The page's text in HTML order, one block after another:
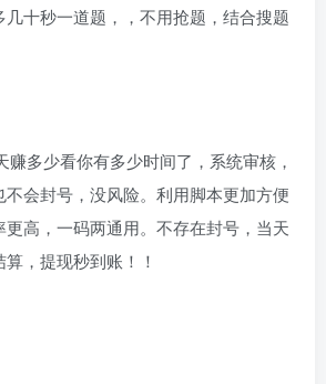
十秒一道题，，不用抢题，结合搜题
赚多少看你有多少时间了，系统审核，
会封号，没风险。利用脚本更加方便
高，一码两通用。不存在封号，当天
，提现秒到账！！